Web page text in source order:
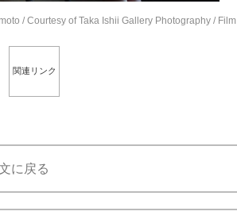
/ Courtesy of Taka Ishii Gallery Photography / Film
関連リンク
に戻る